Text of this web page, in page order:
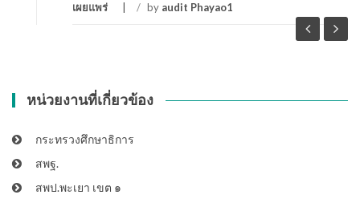
เผยแพร่ / by audit Phayao1
หน่วยงานที่เกี่ยวข้อง
กระทรวงศึกษาธิการ
สพฐ.
สพป.พะเยา เขต ๑